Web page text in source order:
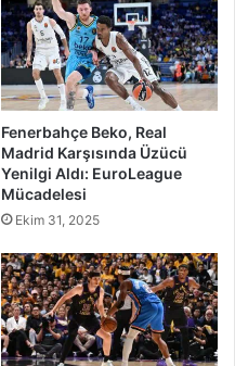
Fenerbahçe Beko, Real
Madrid Karşısında Üzücü
Yenilgi Aldı: EuroLeague
Mücadelesi
Ekim 31, 2025